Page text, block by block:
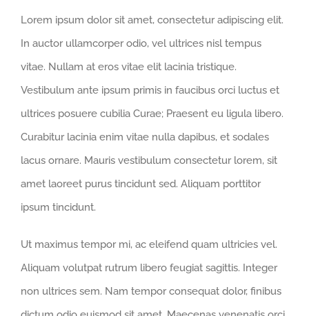
Lorem ipsum dolor sit amet, consectetur adipiscing elit.
In auctor ullamcorper odio, vel ultrices nisl tempus
vitae. Nullam at eros vitae elit lacinia tristique.
Vestibulum ante ipsum primis in faucibus orci luctus et
ultrices posuere cubilia Curae; Praesent eu ligula libero.
Curabitur lacinia enim vitae nulla dapibus, et sodales
lacus ornare. Mauris vestibulum consectetur lorem, sit
amet laoreet purus tincidunt sed. Aliquam porttitor
ipsum tincidunt.
Ut maximus tempor mi, ac eleifend quam ultricies vel.
Aliquam volutpat rutrum libero feugiat sagittis. Integer
non ultrices sem. Nam tempor consequat dolor, finibus